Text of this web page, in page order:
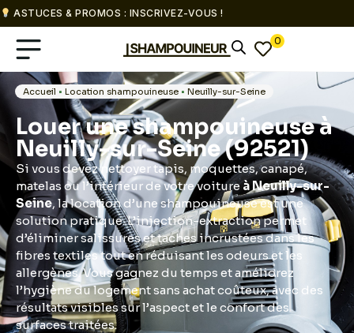
ASTUCES & PROMOS : INSCRIVEZ-VOUS !
0
Accueil • Location shampouineuse • Neuilly-sur-Seine
Louer une shampouineuse à
Neuilly-sur-Seine (92521)
Si vous devez nettoyer tapis, moquettes, canapé,
matelas ou l’intérieur de votre voitureà Neuilly-sur-
Seine, la location d’une shampouineuse est une
solution pratique. L’injection-extraction permet
d’éliminer salissures et taches incrustées dans les
fibres textiles tout en réduisant les odeurs et les
allergènes. Vous gagnez du temps et améliorez
l’hygiène du logement sans achat coûteux, avec des
résultats visibles sur l’aspect et le confort des
surfaces traitées.